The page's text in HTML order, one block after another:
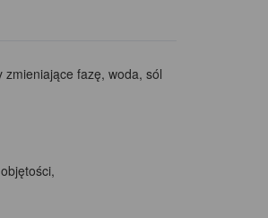
zmieniające fazę, woda, sól